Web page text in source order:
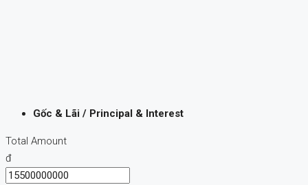
Gốc & Lãi / Principal & Interest
Total Amount
đ